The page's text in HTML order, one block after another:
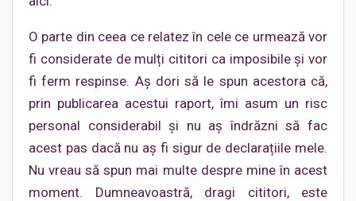
O parte din ceea ce relatez în cele ce urmează vor
fi considerate de mulți cititori ca imposibile și vor
fi ferm respinse. Aș dori să le spun acestora că,
prin publicarea acestui raport, îmi asum un risc
personal considerabil și nu aș îndrăzni să fac
acest pas dacă nu aș fi sigur de declarațiile mele.
Nu vreau să spun mai multe despre mine în acest
moment. Dumneavoastră, dragi cititori, este